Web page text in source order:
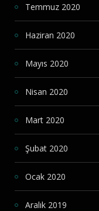
Temmuz 2020
Haziran 2020
Mayıs 2020
Nisan 2020
Mart 2020
Şubat 2020
Ocak 2020
Aralık 2019